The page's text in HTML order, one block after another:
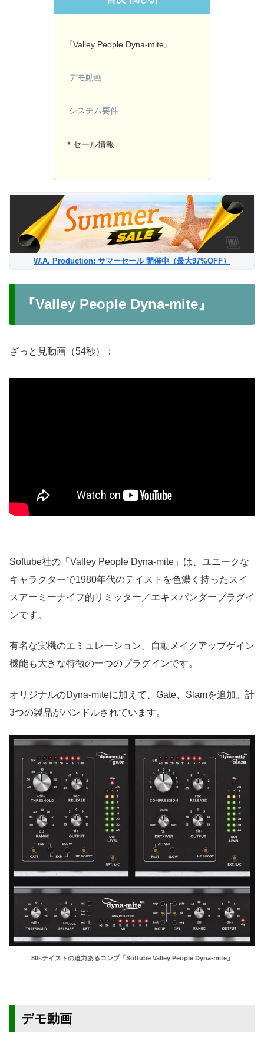
『Valley People Dyna-mite』
デモ動画
システム要件
＊セール情報
W.A. Production: サマーセール 開催中（最大97%OFF）
『Valley People Dyna-mite』
ざっと見動画（54秒）：
Softube社の「Valley People Dyna-mite」は、ユニークな
キャラクターで1980年代のテイストを色濃く持ったスイ
スアーミーナイフ的リミッター／エキスパンダープラグイ
ンです。
有名な実機のエミュレーション。自動メイクアップゲイン
機能も大きな特徴の一つのプラグインです。
オリジナルのDyna-miteに加えて、Gate、Slamを追加。計
3つの製品がバンドルされています。
80sテイストの迫力あるコンプ「Softube Valley People Dyna-mite」
デモ動画